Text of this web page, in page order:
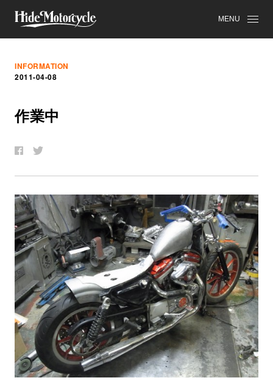
MENU
INFORMATION
2011-04-08
作業中